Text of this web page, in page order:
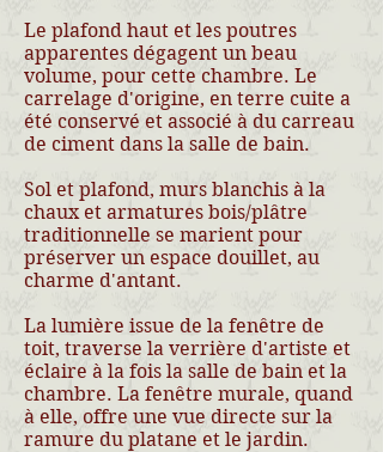
Le plafond haut et les poutres
apparentes dégagent un beau
volume, pour cette chambre. Le
carrelage d'origine, en terre cuite a
été conservé et associé à du carreau
de ciment dans la salle de bain.
Sol et plafond, murs blanchis à la
chaux et armatures bois/plâtre
traditionnelle se marient pour
préserver un espace douillet, au
charme d'antant.
La lumière issue de la fenêtre de
toit, traverse la verrière d'artiste et
éclaire à la fois la salle de bain et la
chambre. La fenêtre murale, quand
à elle, offre une vue directe sur la
ramure du platane et le jardin.